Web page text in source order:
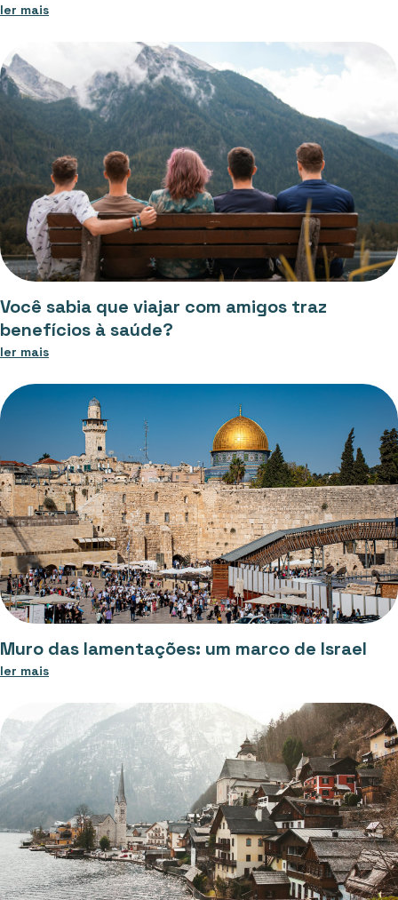
ler mais
Você sabia que viajar com amigos traz
benefícios à saúde?
ler mais
Muro das lamentações: um marco de Israel
ler mais